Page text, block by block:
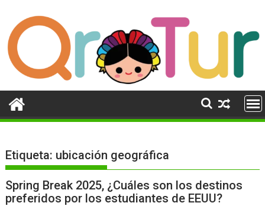
contenido
Etiqueta: ubicación geográfica
Spring Break 2025, ¿Cuáles son los destinos
preferidos por los estudiantes de EEUU?